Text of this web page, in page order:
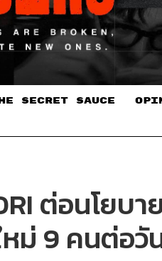
SECRET SAUCE​
ต่อนโยบา
ม่ 9 คนต่อวั